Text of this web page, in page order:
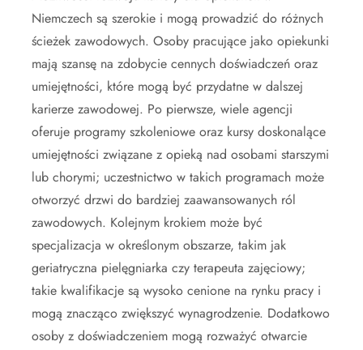
Niemczech są szerokie i mogą prowadzić do różnych
ścieżek zawodowych. Osoby pracujące jako opiekunki
mają szansę na zdobycie cennych doświadczeń oraz
umiejętności, które mogą być przydatne w dalszej
karierze zawodowej. Po pierwsze, wiele agencji
oferuje programy szkoleniowe oraz kursy doskonalące
umiejętności związane z opieką nad osobami starszymi
lub chorymi; uczestnictwo w takich programach może
otworzyć drzwi do bardziej zaawansowanych ról
zawodowych. Kolejnym krokiem może być
specjalizacja w określonym obszarze, takim jak
geriatryczna pielęgniarka czy terapeuta zajęciowy;
takie kwalifikacje są wysoko cenione na rynku pracy i
mogą znacząco zwiększyć wynagrodzenie. Dodatkowo
osoby z doświadczeniem mogą rozważyć otwarcie